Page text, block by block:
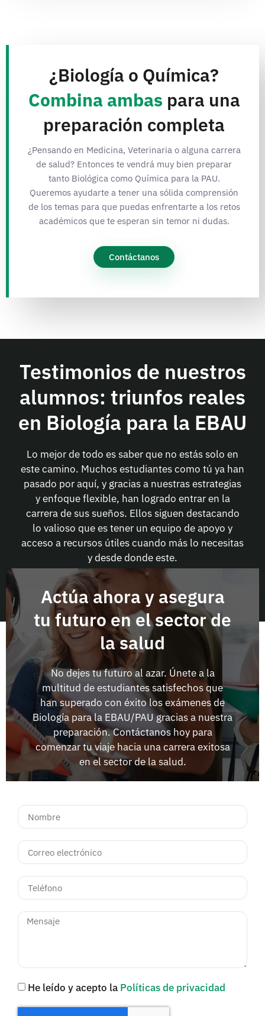
¿Biología o Química?
Combina ambaspara una
preparación completa
¿Pensando en Medicina, Veterinaria o alguna carrera
de salud? Entonces te vendrá muy bien preparar
tanto Biológica como Química para la PAU.
Queremos ayudarte a tener una sólida comprensión
de los temas para que puedas enfrentarte a los retos
académicos que te esperan sin temor ni dudas.
Contáctanos
Testimonios de nuestros
alumnos: triunfos reales
en Biología para la EBAU
Lo mejor de todo es saber que no estás solo en
este camino. Muchos estudiantes como tú ya han
pasado por aquí, y gracias a nuestras estrategias
y enfoque flexible, han logrado entrar en la
carrera de sus sueños. Ellos siguen destacando
lo valioso que es tener un equipo de apoyo y
acceso a recursos útiles cuando más lo necesitas
y desde donde este.
Actúa ahora y asegura
tu futuro en el sector de
la salud
No dejes tu futuro al azar. Únete a la
multitud de estudiantes satisfechos que
han superado con éxito los exámenes de
Biología para la EBAU/PAU gracias a nuestra
preparación. Contáctanos hoy para
comenzar tu viaje hacia una carrera exitosa
en el sector de la salud.
He leído y acepto la Políticas de privacidad